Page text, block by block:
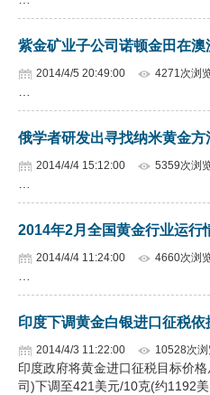
紫金矿业子公司诺顿金田在澳
2014/4/5 20:49:00 4271次浏
俄学者研发出寻找纳米黄金方
2014/4/4 15:12:00 5359次浏
2014年2月全国黄金行业运行
2014/4/4 11:24:00 4660次浏
印度下调黄金白银进口征税依
2014/4/3 11:22:00 10528次浏
印度政府将黄金进口征税目标价
司)下调至421美元/10克(约1192